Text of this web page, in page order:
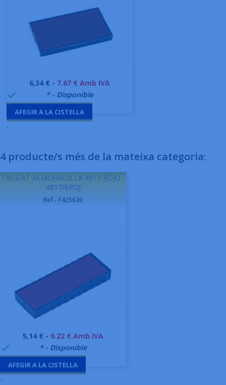
Preu
6,34 € - 7.67 € Amb IVA
 * - Disponible
AFEGIR A LA CISTELLA
-
4 producte/s més de la mateixa categoria:
TRODAT ALMOHADILLA 4817 ROJO -
4817/6ROJ
Ref.- F425620
Preu
5,14 € - 6.22 € Amb IVA
 * - Disponible
AFEGIR A LA CISTELLA
-